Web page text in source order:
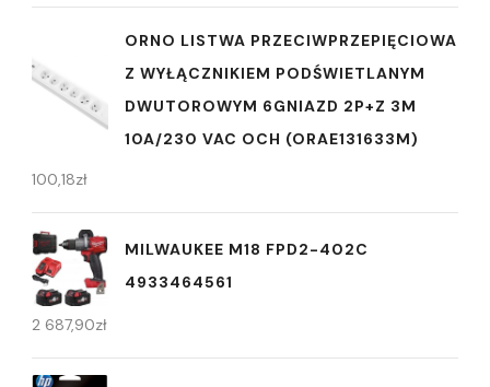
ORNO LISTWA PRZECIWPRZEPIĘCIOWA
Z WYŁĄCZNIKIEM PODŚWIETLANYM
DWUTOROWYM 6GNIAZD 2P+Z 3M
10A/230 VAC OCH (ORAE131633M)
100,18zł
MILWAUKEE M18 FPD2-402C
4933464561
2 687,90zł